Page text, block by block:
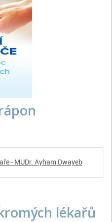
- MUDr. Ayham Dwayeb
lékařů